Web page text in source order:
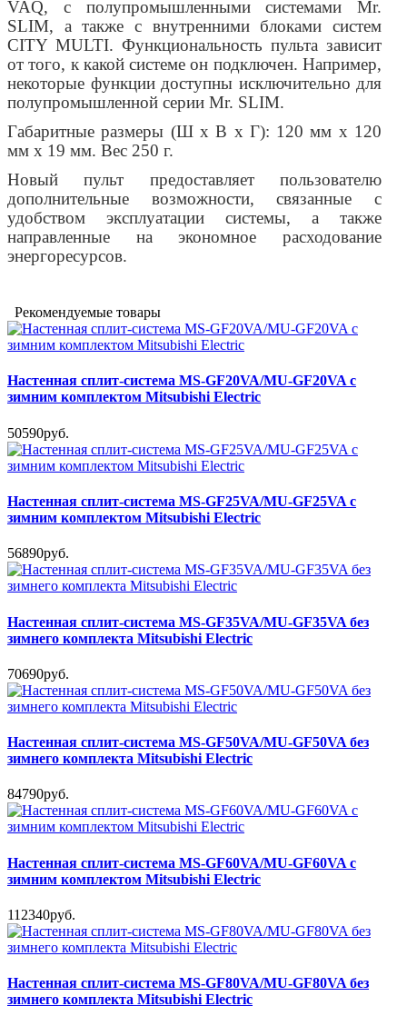
VAQ, с полупромышленными системами Mr.
SLIM, а также с внутренними блоками систем
CITY MULTI. Функциональность пульта зависит
от того, к какой системе он подключен. Например,
некоторые функции доступны исключительно для
полупромышленной серии Mr. SLIM.
Габаритные размеры (Ш х В х Г): 120 мм х 120
мм х 19 мм. Вес 250 г.
Новый пульт предоставляет пользователю
дополнительные возможности, связанные с
удобством эксплуатации системы, а также
направленные на экономное расходование
энергоресурсов.
Рекомендуемые товары
Настенная сплит-система MS-GF20VA/MU-GF20VA с
зимним комплектом Mitsubishi Electric
50590руб.
Настенная сплит-система MS-GF25VA/MU-GF25VA с
зимним комплектом Mitsubishi Electric
56890руб.
Настенная сплит-система MS-GF35VA/MU-GF35VA без
зимнего комплекта Mitsubishi Electric
70690руб.
Настенная сплит-система MS-GF50VA/MU-GF50VA без
зимнего комплекта Mitsubishi Electric
84790руб.
Настенная сплит-система MS-GF60VA/MU-GF60VA с
зимним комплектом Mitsubishi Electric
112340руб.
Настенная сплит-система MS-GF80VA/MU-GF80VA без
зимнего комплекта Mitsubishi Electric